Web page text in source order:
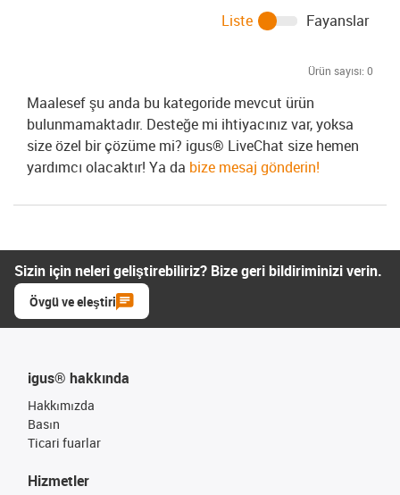
Ürün sayısı: 0
Liste Fayanslar
Maalesef şu anda bu kategoride mevcut ürün
bulunmamaktadır. Desteğe mi ihtiyacınız var, yoksa
size özel bir çözüme mi? igus® LiveChat size hemen
yardımcı olacaktır! Ya da bize mesaj gönderin!
Sizin için neleri geliştirebiliriz? Bize geri bildiriminizi verin.
Övgü ve eleştiri
igus® hakkında
Hakkımızda
Basın
Ticari fuarlar
Hizmetler